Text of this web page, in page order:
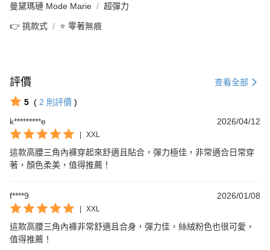
曼黛瑪璉 Mode Marie 超彈力
👉 挑款式 ⭐ 零著無痕
評價 查看全部
5 ( 2 則評價 )
k*********e
2026/04/12
| XXL
這款高腰三角內褲穿起來舒適且貼合，彈力極佳，非常適合日常穿
著，顏色柔美，值得推薦！
f****9 2026/01/08
| XXL
這款高腰三角內褲非常舒適且合身，彈力佳，絲絨粉色也很可愛，
值得推薦！